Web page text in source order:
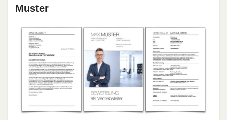
Muster